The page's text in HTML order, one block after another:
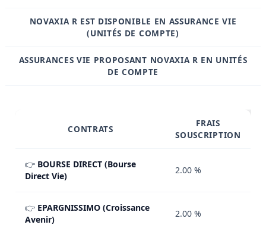
NOVAXIA R EST DISPONIBLE EN ASSURANCE VIE
(UNITÉS DE COMPTE)
ASSURANCES VIE PROPOSANT NOVAXIA R EN UNITÉS
DE COMPTE
CONTRATS
FRAIS
SOUSCRIPTION
👉 BOURSE DIRECT (Bourse
Direct Vie)
2.00 %
👉 EPARGNISSIMO (Croissance
Avenir)
2.00 %